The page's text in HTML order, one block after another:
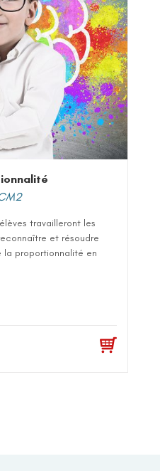
travailleront les
et résoudre
la proportionnalité en